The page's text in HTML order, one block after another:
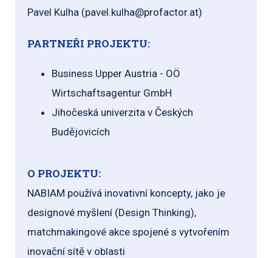
Pavel Kulha (pavel.kulha@profactor.at)
PARTNEŘI PROJEKTU:
Business Upper Austria - OÖ
Wirtschaftsagentur GmbH
Jihočeská univerzita v Českých
Budějovicích
O PROJEKTU:
NABIAM používá inovativní koncepty, jako je
designové myšlení (Design Thinking),
matchmakingové akce spojené s vytvořením
inovační sítě v oblasti